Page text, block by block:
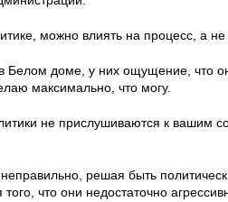
можно влиять на процесс, а не
Белом доме, у них ощущение, что
максимально, что могу.
не прислушиваются к вашим
решая быть
что они недостаточно